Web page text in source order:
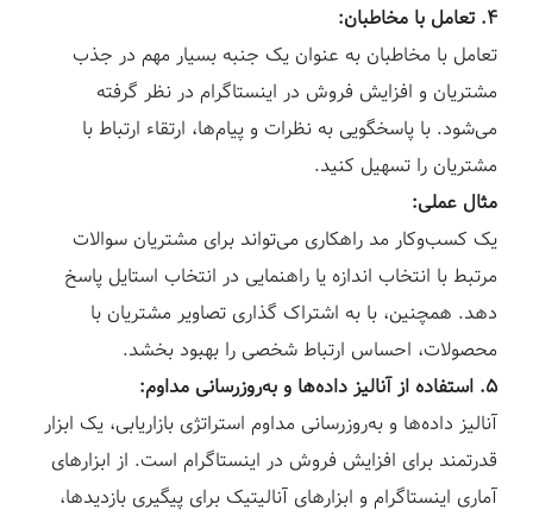
۴. تعامل با مخاطبان:
تعامل با مخاطبان به عنوان یک جنبه بسیار مهم در جذب
مشتریان و افزایش فروش در اینستاگرام در نظر گرفته
می‌شود. با پاسخگویی به نظرات و پیام‌ها، ارتقاء ارتباط با
مشتریان را تسهیل کنید.
مثال عملی:
یک کسب‌وکار مد راهکاری می‌تواند برای مشتریان سوالات
مرتبط با انتخاب اندازه یا راهنمایی در انتخاب استایل پاسخ
دهد. همچنین، با به اشتراک گذاری تصاویر مشتریان با
محصولات، احساس ارتباط شخصی را بهبود بخشد.
۵. استفاده از آنالیز داده‌ها و به‌روزرسانی مداوم:
آنالیز داده‌ها و به‌روزرسانی مداوم استراتژی بازاریابی، یک ابزار
قدرتمند برای افزایش فروش در اینستاگرام است. از ابزارهای
آماری اینستاگرام و ابزارهای آنالیتیک برای پیگیری بازدیدها،